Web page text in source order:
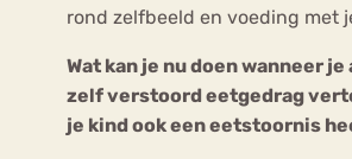
rond zelfbeeld en voeding met
Wat kan je nu doen wanneer je
zelf verstoord eetgedrag
je kind ook een eetstoornis